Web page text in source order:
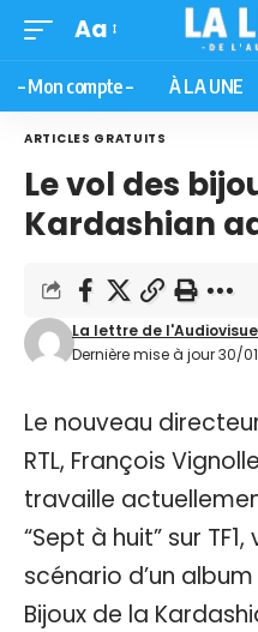
Aa
– Mon compte – À LA UNE
ARTICLES GRATUITS
Le vol des
Kardashian
Dernière mise à jour 30/
La lettre de
Le nouveau
RTL, François
travaille
“Sept à huit” sur
scénario d’un album
Bijoux de la